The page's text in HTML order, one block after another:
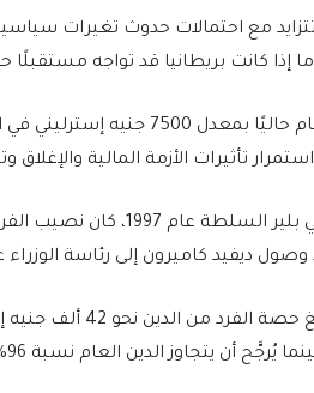
مع احتمالات حدوث تغيرات
إذا كانت بريطانيا قد تواجه مستقبلًا
تأثيرات الأزمة المالية
ديفيد كاميرون إلى رئاسة الوزراء عام
الدين العام نسبة 96% من الناتج المحلي الإجمالي خلال السنوات المقبلة.